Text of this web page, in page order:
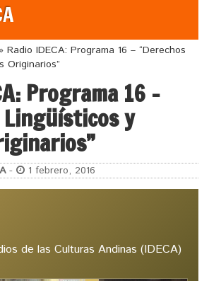
» Radio IDECA: Programa 16 – “Derechos
Originarios”
Programa 16 –
Lingüísticos y
- 1 febrero, 2016
de las Culturas Andinas (IDECA)